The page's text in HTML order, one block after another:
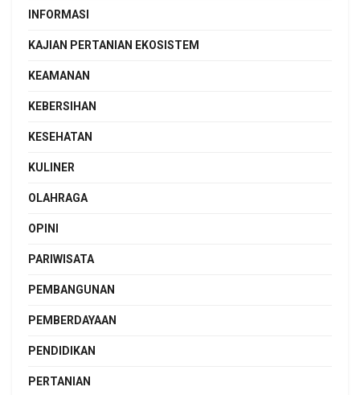
INFORMASI
KAJIAN PERTANIAN EKOSISTEM
KEAMANAN
KEBERSIHAN
KESEHATAN
KULINER
OLAHRAGA
OPINI
PARIWISATA
PEMBANGUNAN
PEMBERDAYAAN
PENDIDIKAN
PERTANIAN